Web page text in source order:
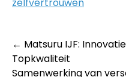
Post
navigation
← Matsuru IJF:
Topkwaliteit
Samenwerking van